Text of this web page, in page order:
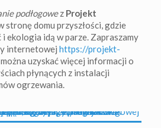
podłogowez Projekt
stronę domu przyszłości, gdzie
ekologia idą w parze. Zapraszamy
internetowej https://projekt-
uzyskać więcej informacji o
płynących z instalacji
ogrzewania.